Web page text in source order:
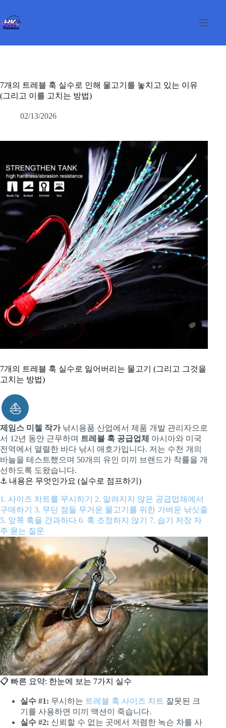
으
건
7개의 트레블 훅 실수로 인해 물고기를 놓치고 있는 이유
(그리고 이를 고치는 방법)
02/13/2026
7개의 트레블 훅 실수로 잃어버리는 물고기 (그리고 그것을
고치는 방법)
제임스 미첼 작가낚시용품 산업에서 제품 개발 관리자으로
서 12년 동안 근무하며 트레블 훅 공급업체
아시아와 미국
전역에서 열렬한 바다 낚시 애호가입니다. 저는 수천 개의
바늘을 테스트했으며 50개의 유인 미끼 브랜드가 착률을 개
선하도록 도왔습니다.
⚓ 내용은 무엇인가요 (실수로 점프하기)
1. 사이즈 차트를 무시하기
2. 알려지지 않은 공급업체에서
구매하기
3. 무딘 점들 무거운 물고기를 위한 가벼운 낚싯줄
5. 앞쪽 훅을 간과하다 6. 훅 조정하지 않기 7. 습기 저장 자
주 묻는 질문
📋 빠른 요약: 한눈에 보는 7가지 실수
실수 #1: 무시하는 트레블 훅 사이즈 차트 잘못된 크
기를 사용하면 미끼 액션이 죽습니다.
실수 #2: 신뢰할 수 없는 곳에서 저렴한 녹슨 차를 사